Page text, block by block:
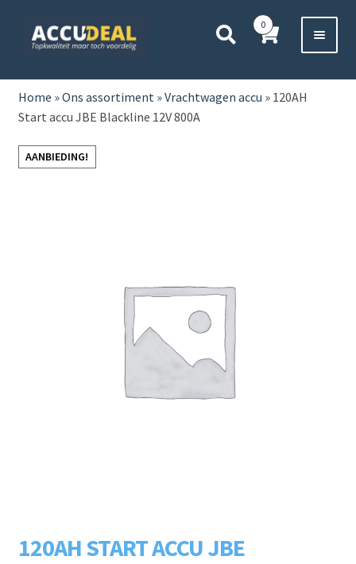
door
naar
direct
naar
HOME
AUTO
BOOT
LADERS & ACCESSOIRES
Home »Ons assortiment»Vrachtwagen accu » 120AH
Start accu JBE Blackline 12V 800A
AANBIEDING!
120AH START ACCU JBE
0